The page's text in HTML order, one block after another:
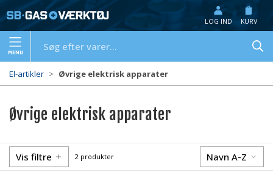
LOG IND KURV
MENU
El-artikler Øvrige elektrisk apparater
Øvrige elektrisk apparater
Vis filtre 2 produkter Navn A-Z